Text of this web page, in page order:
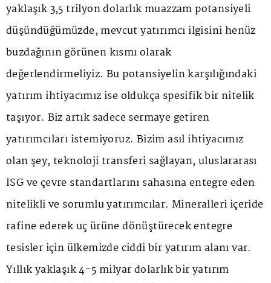
yaklaşık 3,5 trilyon dolarlık muazzam potansiyeli
düşündüğümüzde, mevcut yatırımcı ilgisini henüz
buzdağının görünen kısmı olarak
değerlendirmeliyiz. Bu potansiyelin karşılığındaki
yatırım ihtiyacımız ise oldukça spesifik bir nitelik
taşıyor. Biz artık sadece sermaye getiren
yatırımcıları istemiyoruz. Bizim asıl ihtiyacımız
olan şey, teknoloji transferi sağlayan, uluslararası
İSG ve çevre standartlarını sahasına entegre eden
nitelikli ve sorumlu yatırımcılar. Mineralleri içeride
rafine ederek uç ürüne dönüştürecek entegre
tesisler için ülkemizde ciddi bir yatırım alanı var.
Yıllık yaklaşık 4-5 milyar dolarlık bir yatırım